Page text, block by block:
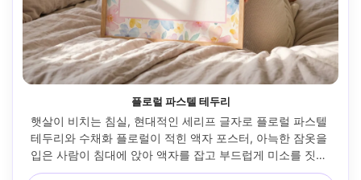
플로럴 파스텔 테두리
햇살이 비치는 침실, 현대적인 세리프 글자로 플로럴 파스텔
테두리와 수채화 플로럴이 적힌 액자 포스터, 아늑한 잠옷을
입은 사람이 침대에 앉아 액자를 잡고 부드럽게 미소를 짓고
있음, 부드러운 아침 빛, 후지필름 GFX 100S, 80mm f/1.7, 수